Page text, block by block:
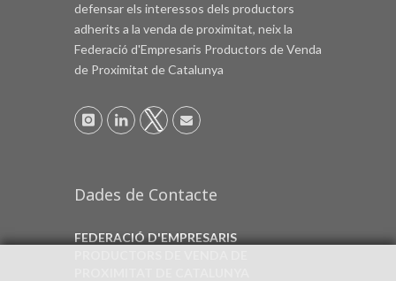
defensar els interessos dels productors
adherits a la venda de proximitat, neix la
Federació d'Empresaris Productors de Venda
de Proximitat de Catalunya
Dades de Contacte
FEDERACIÓ D'EMPRESARIS